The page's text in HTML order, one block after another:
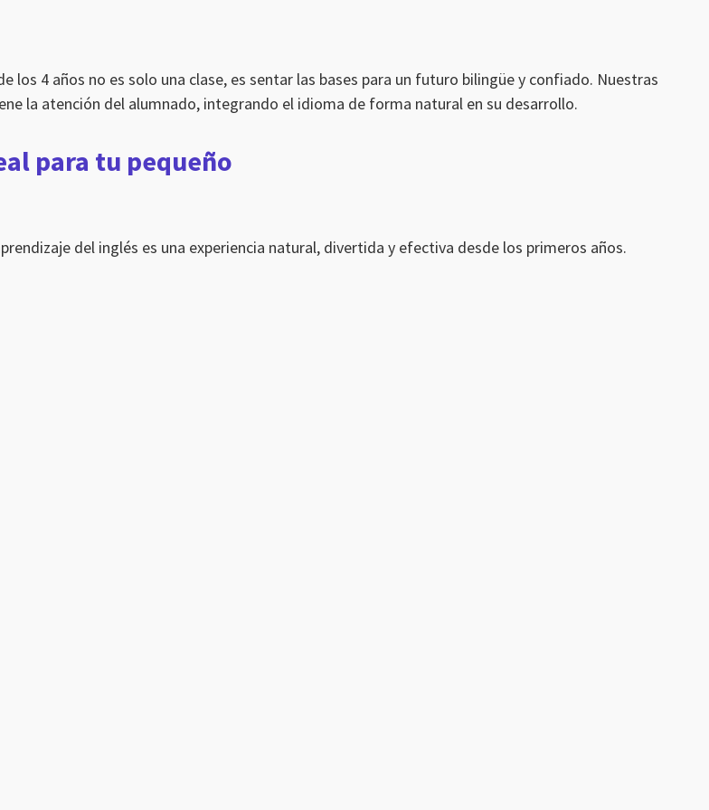
los 4 años no es solo una clase, es sentar las bases para un futuro bilingüe y confiado. Nuestras
la atención del alumnado, integrando el idioma de forma natural en su desarrollo.
para tu pequeño
del inglés es una experiencia natural, divertida y efectiva desde los primeros años.